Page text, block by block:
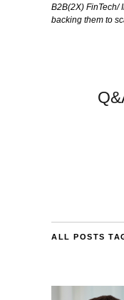
B2B(2X) FinTech/
backing them to
ALL POSTS